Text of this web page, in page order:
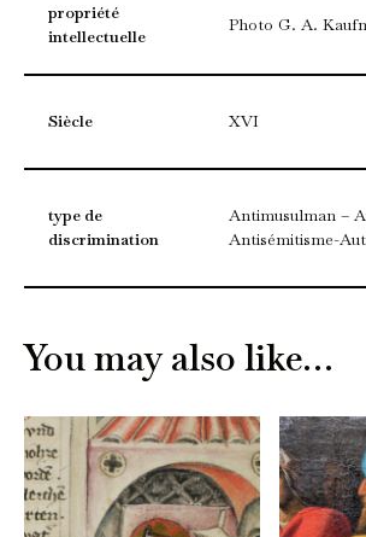
propriété
intellectuelle
Photo G. A.
Siècle XVI
type de
discrimination
Antimusulman –
Antisémitisme-
You may also like…